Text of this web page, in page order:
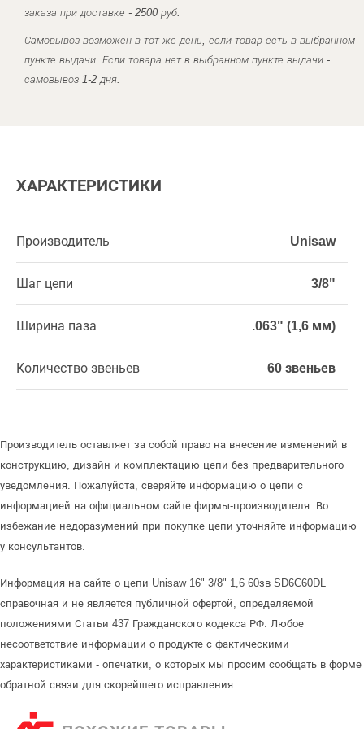
заказа при доставке - 2500 руб.
Самовывоз возможен в тот же день, если товар есть в выбранном
пункте выдачи. Если товара нет в выбранном пункте выдачи -
самовывоз 1-2 дня.
ХАРАКТЕРИСТИКИ
Производитель Unisaw
Шаг цепи 3/8"
Ширина паза .063" (1,6 мм)
Количество звеньев 60 звеньев
Производитель оставляет за собой право на внесение изменений в
конструкцию, дизайн и комплектацию цепи без предварительного
уведомления. Пожалуйста, сверяйте информацию о цепи с
информацией на официальном сайте фирмы-производителя. Во
избежание недоразумений при покупке цепи уточняйте информацию
у консультантов.
Информация на сайте о цепи Unisaw 16" 3/8" 1,6 60зв SD6C60DL
справочная и не является публичной офертой, определяемой
положениями Статьи 437 Гражданского кодекса РФ. Любое
несоответствие информации о продукте с фактическими
характеристиками - опечатки, о которых мы просим сообщать в форме
обратной связи для скорейшего исправления.